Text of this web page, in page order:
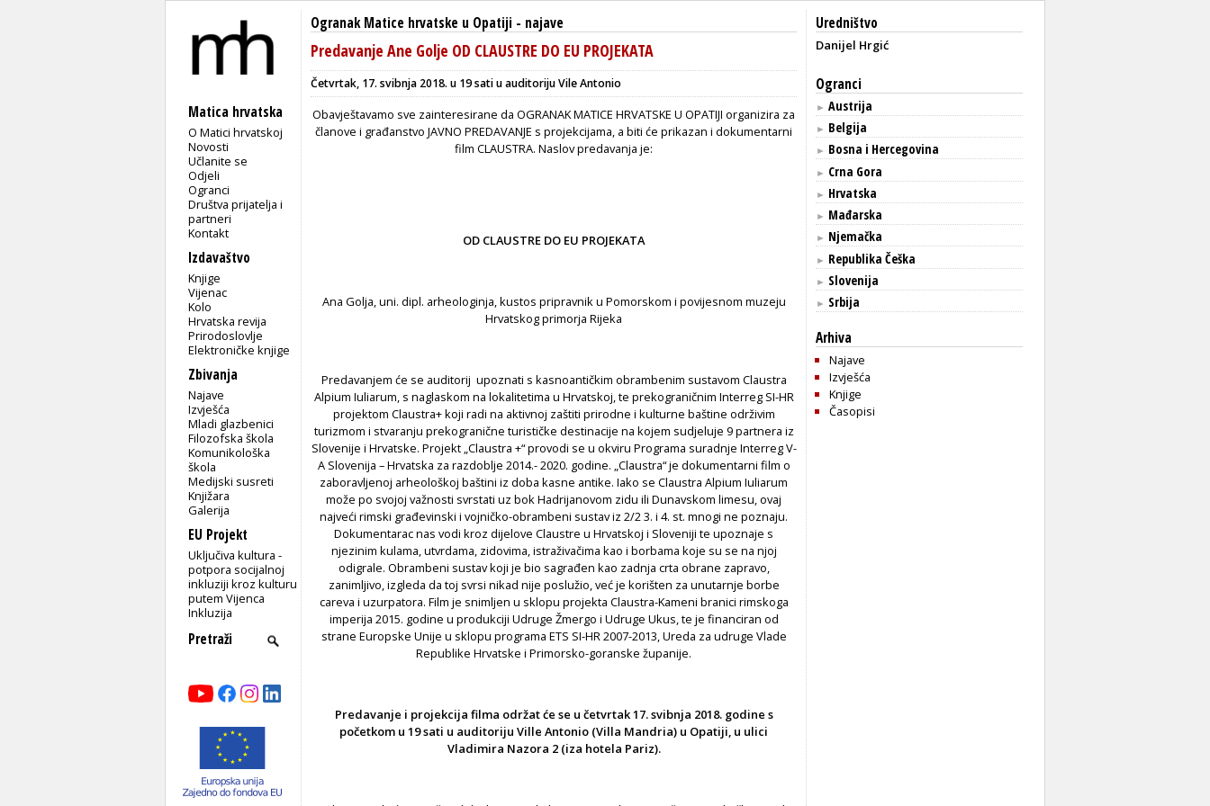
Matica hrvatska
O Matici hrvatskoj
Novosti
Učlanite se
Odjeli
Ogranci
Društva prijatelja i
partneri
Kontakt
Izdavaštvo
Knjige
Vijenac
Kolo
Hrvatska revija
Prirodoslovlje
Elektroničke knjige
Zbivanja
Najave
Izvješća
Mladi glazbenici
Filozofska škola
Komunikološka
škola
Medijski susreti
Knjižara
Galerija
EU Projekt
Uključiva kultura -
potpora socijalnoj
inkluziji kroz kulturu
putem Vijenca
Inkluzija
Ogranak Matice hrvatske u Opatiji - najave
Predavanje Ane Golje OD CLAUSTRE DO EU PROJEKATA
Četvrtak, 17. svibnja 2018. u 19 sati u auditoriju Vile Antonio
Obavještavamo sve zainteresirane da OGRANAK MATICE HRVATSKE U OPATIJI organizira za
članove i građanstvo JAVNO PREDAVANJE s projekcijama, a biti će prikazan i dokumentarni
film CLAUSTRA. Naslov predavanja je:
OD CLAUSTRE DO EU PROJEKATA
Ana Golja, uni. dipl. arheologinja, kustos pripravnik u Pomorskom i povijesnom muzeju
Hrvatskog primorja Rijeka
Predavanjem će se auditorij upoznati s kasnoantičkim obrambenim sustavom Claustra
Alpium Iuliarum, s naglaskom na lokalitetima u Hrvatskoj, te prekograničnim Interreg SI-HR
projektom Claustra+ koji radi na aktivnoj zaštiti prirodne i kulturne baštine održivim
turizmom i stvaranju prekogranične turističke destinacije na kojem sudjeluje 9 partnera iz
Slovenije i Hrvatske. Projekt „Claustra +“ provodi se u okviru Programa suradnje Interreg V-
A Slovenija – Hrvatska za razdoblje 2014.- 2020. godine. „Claustra“ je dokumentarni film o
zaboravljenoj arheološkoj baštini iz doba kasne antike. Iako se Claustra Alpium Iuliarum
može po svojoj važnosti svrstati uz bok Hadrijanovom zidu ili Dunavskom limesu, ovaj
najveći rimski građevinski i vojničko-obrambeni sustav iz 2/2 3. i 4. st. mnogi ne poznaju.
Dokumentarac nas vodi kroz dijelove Claustre u Hrvatskoj i Sloveniji te upoznaje s
njezinim kulama, utvrdama, zidovima, istraživačima kao i borbama koje su se na njoj
odigrale. Obrambeni sustav koji je bio sagrađen kao zadnja crta obrane zapravo,
zanimljivo, izgleda da toj svrsi nikad nije poslužio, već je korišten za unutarnje borbe
careva i uzurpatora. Film je snimljen u sklopu projekta Claustra-Kameni branici rimskoga
imperija 2015. godine u produkciji Udruge Žmergo i Udruge Ukus, te je financiran od
strane Europske Unije u sklopu programa ETS SI-HR 2007-2013, Ureda za udruge Vlade
Republike Hrvatske i Primorsko-goranske županije.
Predavanje i projekcija filma održat će se u četvrtak 17. svibnja 2018. godine s
početkom u 19 sati u auditoriju Ville Antonio (Villa Mandria) u Opatiji, u ulici
Vladimira Nazora 2 (iza hotela Pariz).
Uredništvo
Danijel Hrgić
Ogranci
► Austrija
► Belgija
► Bosna i Hercegovina
► Crna Gora
► Hrvatska
► Mađarska
► Njemačka
► Republika Češka
► Slovenija
► Srbija
Arhiva
Najave
Izvješća
Knjige
Časopisi